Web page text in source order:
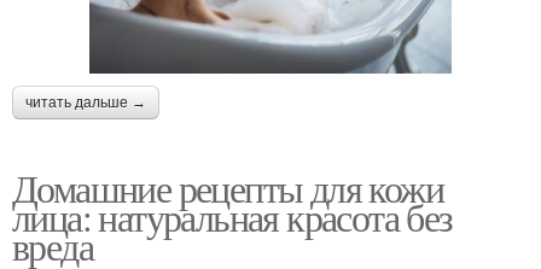
читать дальше →
Домашние рецепты для кожи
лица: натуральная красота без
вреда